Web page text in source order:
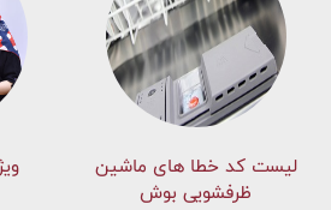
لیست کد خطا های ماشين
ظرفشویی بوش